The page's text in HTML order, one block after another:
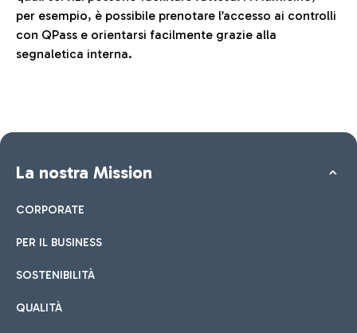
per esempio, è possibile prenotare l’accesso ai controlli
con QPass e orientarsi facilmente grazie alla
segnaletica interna.
La nostra Mission
CORPORATE
PER IL BUSINESS
SOSTENIBILITÀ
QUALITÀ